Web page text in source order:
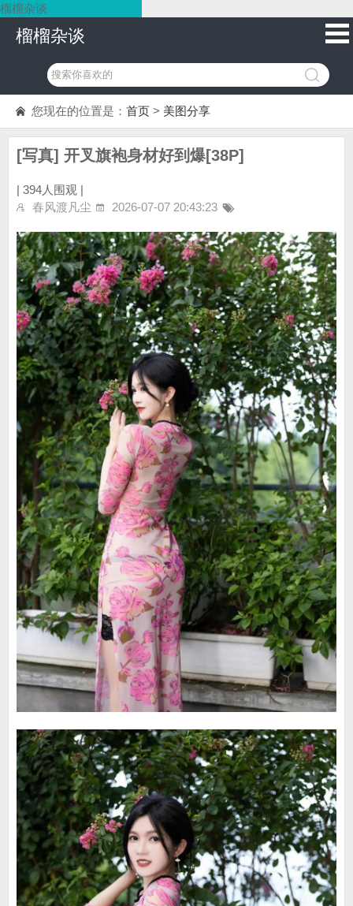
榴榴杂谈
榴榴杂谈
您现在的位置是： 首页 > 美图分享
[写真] 开叉旗袍身材好到爆[38P]
| 394人围观 |
春风渡凡尘
2026-07-07 20:43:23